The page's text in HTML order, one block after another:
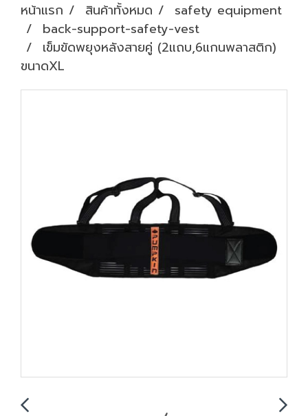
หน้าแรก สินค้าทั้งหมด
safety equipment
back-support-safety-vest
เข็มขัดพยุงหลังสายคู่ (2แถบ,6แกนพลาสติก)
ขนาดXL